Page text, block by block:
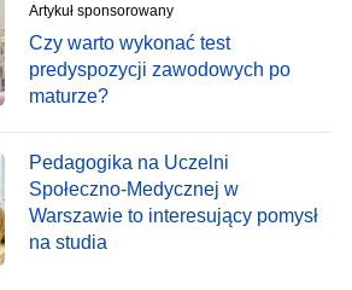
Artykuł sponsorowany
Czy warto wykonać test
predyspozycji zawodowych po
maturze?
Pedagogika na Uczelni
Społeczno-Medycznej w
Warszawie to interesujący pomysł
na studia